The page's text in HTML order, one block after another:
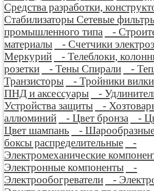
Средства разработки,
Стабилизаторы Сетевые
промышленного типа
-
материалы
- Счетчики
Меркурий
- Телеблоки,
розетки
- Тены Спирали -
Транзисторы
- Тройники вилки
ПНД и аксессуары
-
Устройства защиты
-
аллюминий
- Цвет бронза -
Цвет шампань
-
боксы распределительные
-
Электромеханические
Электронные компоненты
-
Электрообогреватели
-